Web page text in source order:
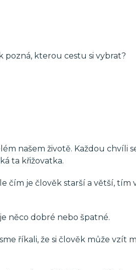
pozná, kterou cestu si vybrat?
našem životě. Každou chvíli
ta křižovatka.
čím je člověk starší a větší, tím
něco dobré nebo špatné.
říkali, že si člověk může vzít